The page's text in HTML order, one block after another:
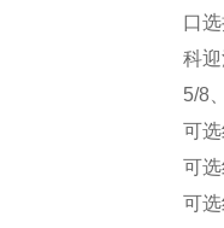
口
科
5/8
可
可
可